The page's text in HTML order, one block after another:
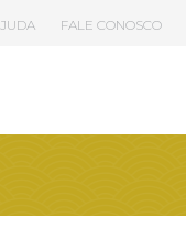
FALE CONOSCO